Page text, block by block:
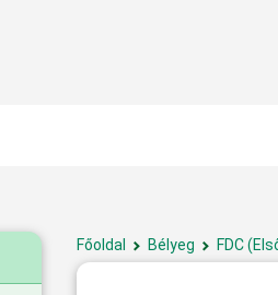
Főoldal Bélyeg FDC